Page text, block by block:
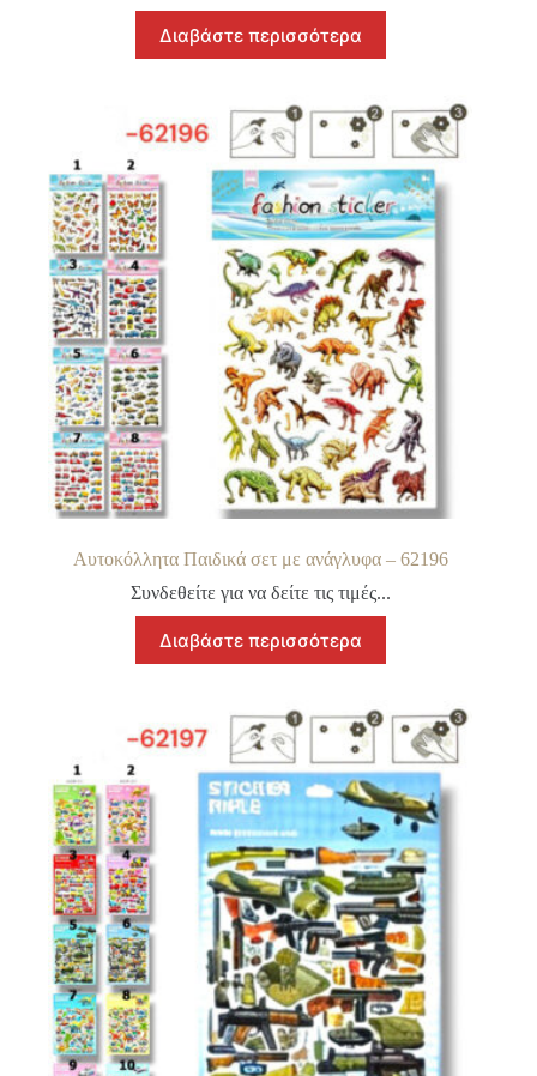
Διαβάστε περισσότερα
Αυτοκόλλητα Παιδικά σετ με ανάγλυφα – 62196
Συνδεθείτε για να δείτε τις τιμές...
Διαβάστε περισσότερα